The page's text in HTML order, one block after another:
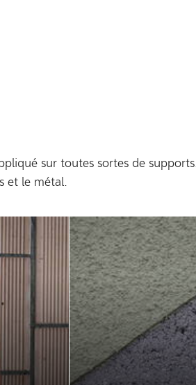
sur toutes sortes de
et le métal.